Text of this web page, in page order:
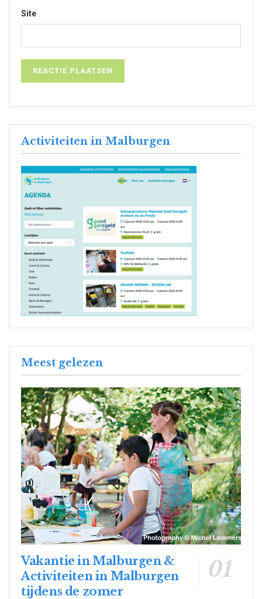
Site
Activiteiten in Malburgen
Meest gelezen
Vakantie in Malburgen &
Activiteiten in Malburgen
tijdens de zomer